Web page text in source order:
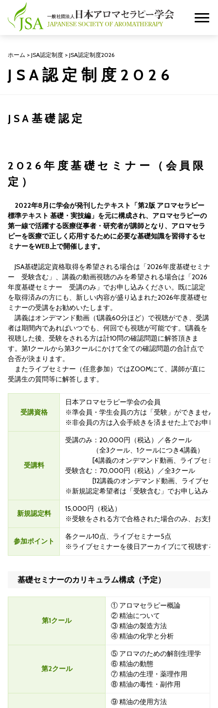
ホーム > JSA認定制度 > JSA認定制度2026
JSA認定制度2026
JSA基礎認定
2026年度基礎セミナー（会員限
定）
2022年8月に学会が発刊したテキスト「第2版 アロマセラピー
標準テキスト 基礎・実技編」を元に構成され、アロマセラピーの
第一線で活躍する医療従事者・研究者が講師となり、アロマセラ
ピーを医療で正しく応用するために必要な基礎知識を習得するセ
ミナーをWEB上で開催します。
JSA基礎認定資格取得を希望される場合は「2026年度基礎セミナ
ー 受験含む」、講義の動画視聴のみを希望される場合は「2026
年度基礎セミナー 受講のみ」でお申し込みください。既に認定
を取得済みの方にも、新しい内容が盛り込まれた2026年度基礎セ
ミナーの受講をお勧めいたします。
講義はオンデマンド動画（1講義60分ほど）で視聴ができ、受講
者は期間内であればいつでも、何回でも視聴が可能です。1講義を
視聴した後、受験をされる方は計10問の確認問題に解答頂きま
す。第1クールから第3クールにかけて全ての確認問題の合計点で
合否が決まります。
またライブセミナー（任意参加）ではZOOMにて、講師が直に
受講生の質問等に解答します。
受講資格
日本アロマセラピー学会の会員
※準会員・学生会員の方は「受験」ができません
※非会員の方は入会手続きを済ませた上でお申し
受講料
受講のみ：20,000円（税込）／各クール
（全3クール、1クールにつき4講義）
[4講義のオンデマンド動画、ライブセミ
受験含む：70,000円（税込）／全3クール
[12講義のオンデマンド動画、ライブセ
※新規認定希望者は「受験含む」でお申し込みく
新規認定料
15,000円（税込）
※受験をされる方で合格された場合のみ、お支払
参加ポイント
各クール10点、ライブセミナー5点
※ライブセミナーを後日アーカイブにて視聴す
基礎セミナーのカリキュラム構成（予定）
第1クール
① アロマセラピー概論
② 精油について
③ 精油の製造方法
④ 精油の化学と分析
第2クール
⑤ アロマのための解剖生理学
⑥ 精油の動態
⑦ 精油の生理・薬理作用
⑧ 精油の毒性・副作用
⑨ 精油の使用方法